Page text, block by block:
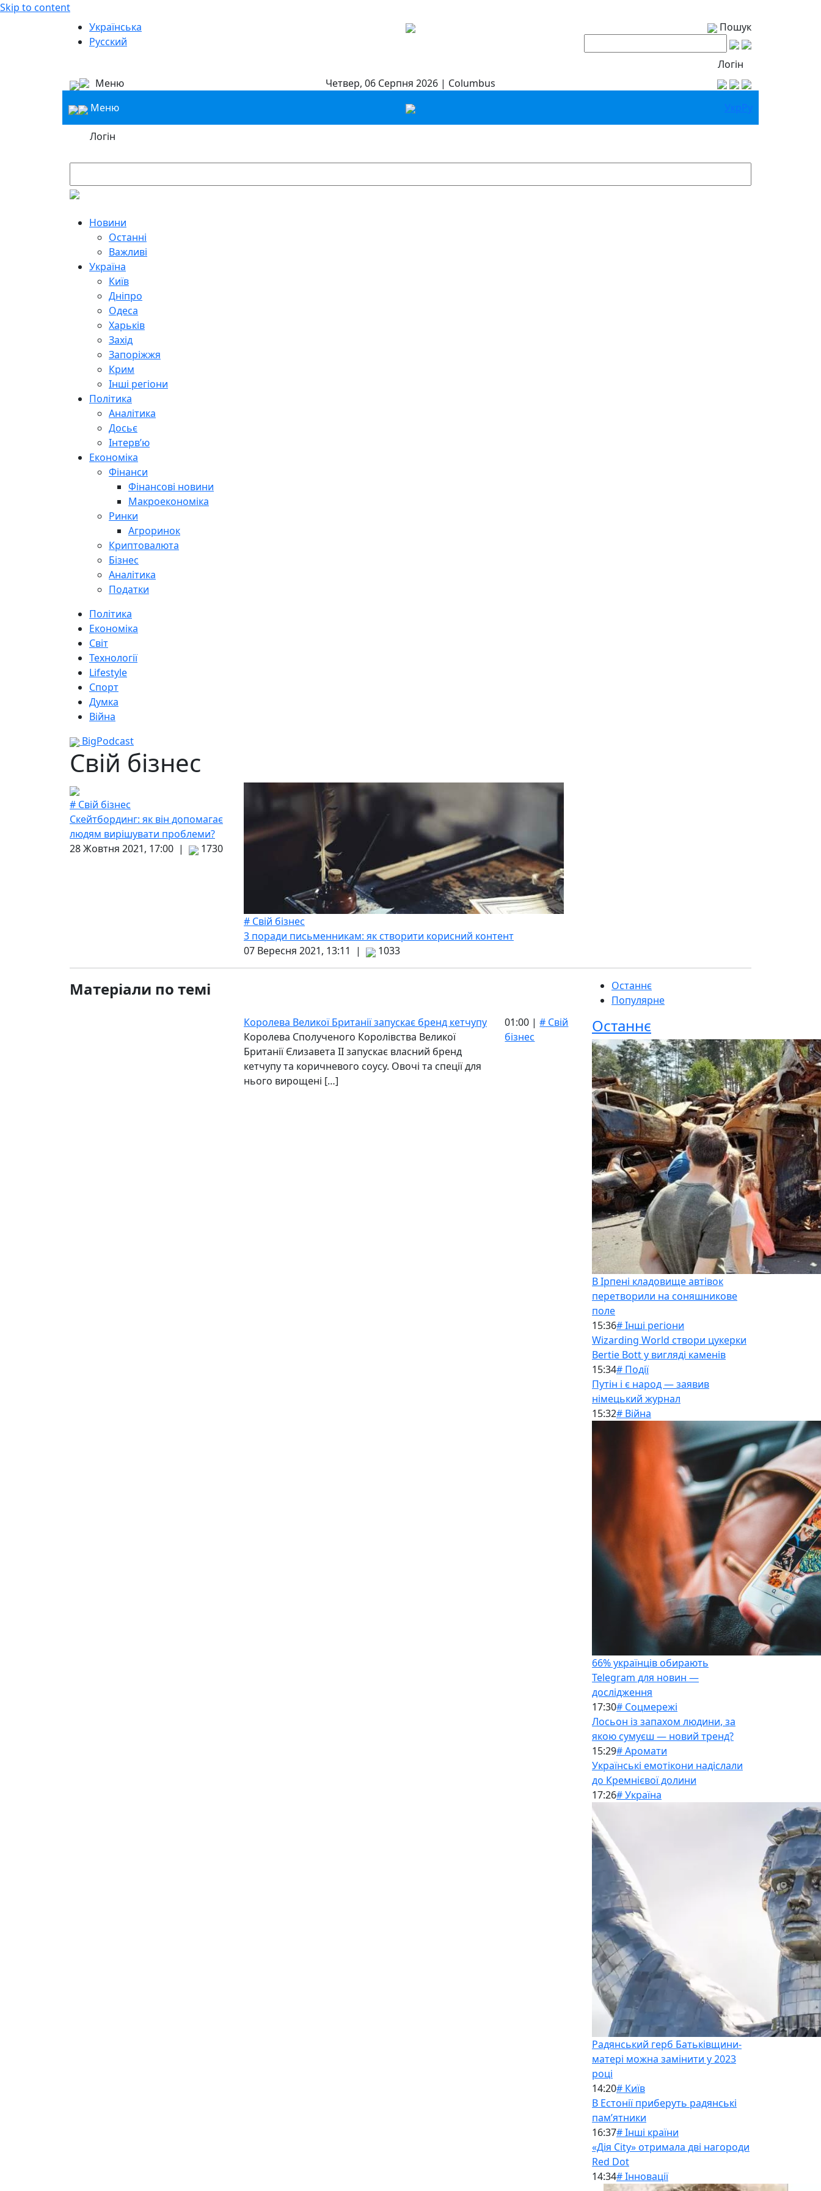
Skip to content
Українська
Русский
Пошук
Логін
Меню
Четвер, 06 Серпня 2026 | Columbus
Меню
УкрРу
Логін
Новини
Останні
Важливі
Україна
Київ
Дніпро
Одеса
Харьків
Захід
Запоріжжя
Крим
Інші регіони
Політика
Аналітика
Досьє
Інтерв’ю
Економіка
Фінанси
Фінансові новини
Макроекономіка
Ринки
Агроринок
Криптовалюта
Бізнес
Аналітика
Податки
Політика
Економіка
Світ
Технології
Lifestyle
Спорт
Думка
Війна
BigPodcast
Свій бізнес
# Свій бізнес
Скейтбординг: як він допомагає
людям вирішувати проблеми?
28 Жовтня 2021, 17:00 |
1730
# Свій бізнес
3 поради письменникам: як створити корисний контент
07 Вересня 2021, 13:11 |
1033
Матеріали по темі
Королева Великої Британії запускає бренд кетчупу
Королева Сполученого Королівства Великої
Британії Єлизавета II запускає власний бренд
кетчупу та коричневого соусу. Овочі та спеції для
нього вирощені […]
01:00 |# Свій
бізнес
Останнє
Популярне
Останнє
В Ірпені кладовище автівок
перетворили на соняшникове
поле
15:36# Інші регіони
Wizarding World створи цукерки
Bertie Bott у вигляді каменів
15:34# Події
Путін і є народ — заявив
німецький журнал
15:32# Війна
66% українців обирають
Telegram для новин —
дослідження
17:30# Соцмережі
Лосьон із запахом людини, за
якою сумуєш — новий тренд?
15:29# Аромати
Українські емотікони надіслали
до Кремнієвої долини
17:26# Україна
Радянський герб Батьківщини-
матері можна замінити у 2023
році
14:20# Київ
В Естонії приберуть радянські
памʼятники
16:37# Інші країни
«Дія City» отримала дві нагороди
Red Dot
14:34# Інновації